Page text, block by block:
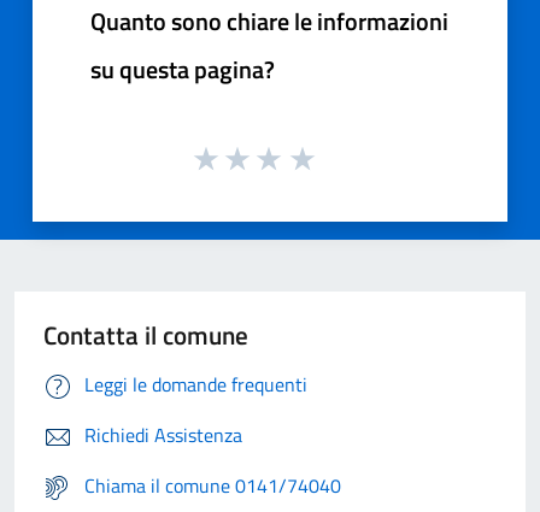
Quanto sono chiare le informazioni
su questa pagina?
Contatta il comune
Leggi le domande frequenti
Richiedi Assistenza
Chiama il comune 0141/74040